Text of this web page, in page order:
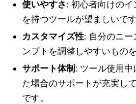
使いやすさ: 初心者向けのイ
を持つツールが望ましいです
カスタマイズ性: 自分のニー
ンプトを調整しやすいもの
サポート体制 : ツール使用中
た場合のサポートが充実し
です。